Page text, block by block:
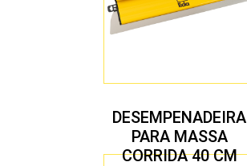
DESEMPENADEIRA
PARA MASSA
CORRIDA 40 CM